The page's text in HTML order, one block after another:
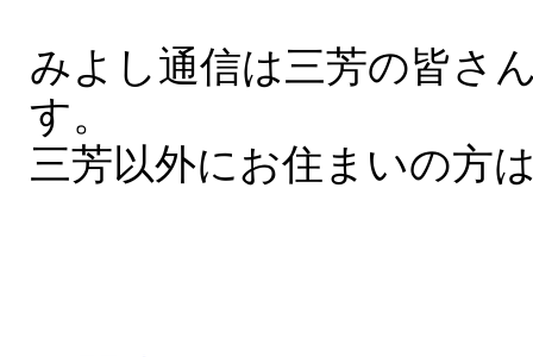
みよし通信は三芳の皆さ
す。
三芳以外にお住まいの方